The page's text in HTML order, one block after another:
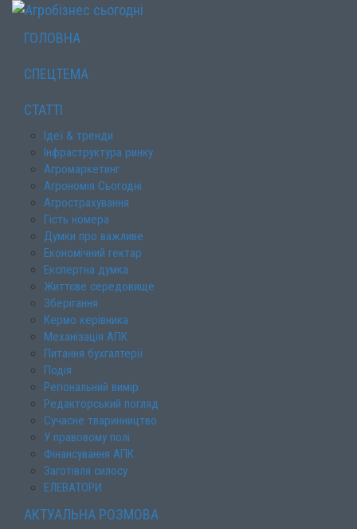
ГОЛОВНА
СПЕЦТЕМА
СТАТТІ
Ідеї & тренди
Інфраструктура ринку
Агромаркетинг
Агрономія Сьогодні
Агрострахування
Гість номера
Думки про важливе
Економічний гектар
Експертна думка
Життєве середовище
Зберігання
Кермо керівника
Механізація АПК
Питання бухгалтерії
Подія
Регіональний вимір
Редакторський погляд
Сучасне тваринництво
У правовому полі
Фінансування АПК
Заготівля силосу
ЕЛЕВАТОРИ
АКТУАЛЬНА РОЗМОВА